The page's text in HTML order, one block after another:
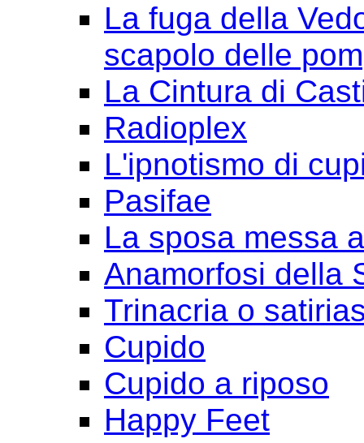
La fuga della
scapolo delle
La Cintura di
Radioplex
L'ipnotismo di
Pasifae
La sposa messa
Anamorfosi della
Trinacria o
Cupido
Cupido a riposo
Happy Feet